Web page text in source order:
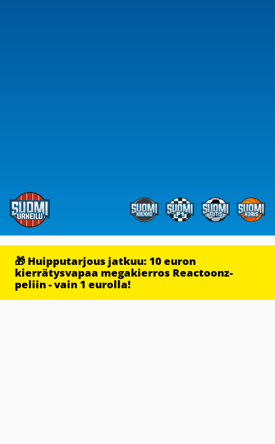
🎁 Huipputarjous jatkuu: 10 euron
kierrätysvapaa megakierros Reactoonz-
peliin - vain 1 eurolla!